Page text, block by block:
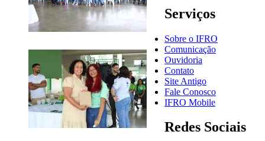
Serviços
Sobre o IFRO
Comunicação
Ouvidoria
Contato
Site Antigo
Fale Conosco
IFRO Mobile
Redes Sociais